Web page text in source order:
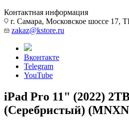
Контактная информация
г. Самара, Московское шоссе 17,
zakaz@kstore.ru
Вконтакте
Telegram
YouTube
iPad Pro 11" (2022)
(Серебристый)